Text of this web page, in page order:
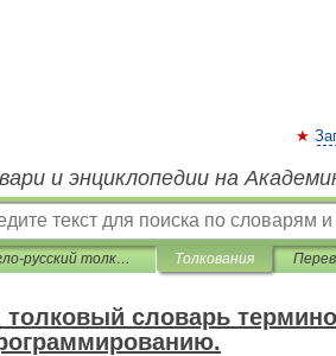
и энциклопедии на
Англо-русский толковый словарь терминов и сокращений по ВТ, Интернету и программированию. Толкования
толковый словарь